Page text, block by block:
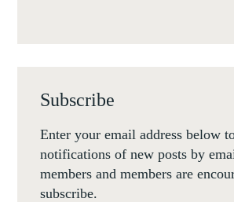
Subscribe
Enter your email address below
notifications of new posts by
members and members are
subscribe.